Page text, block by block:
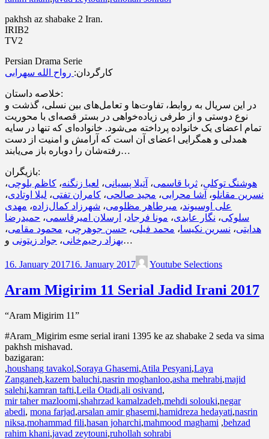
pakhsh az shabake 2 Iran.
IRIB2
TV2
Persian Drama Serie
کارگردان: رواح الله سهرابی
خلاصه داستان:
در این سریال به روابط، تفاوت‌ها و تعامل‌های بین نسلی، گذشت و
نوع دوستی و از طرفی زیاده‌خواهی در بستر قصه‌ای با محوریت
تمام اعضای یک خانواده پرداخته می‌شود. خانواده‌ای که تنها در سایه
همدلی و همگرایی اعضای آن است که آرامش و امنیت از دست
رفته‌شان را دوباره باز می‌یابند…
بازیگران:
هوشنگ توکلی، ثریا قاسمی، آتیلا پسیانی، لعیا زنگنه، کاظم بلوچی،
نسرین مقانلو، آشا محرابی، مجید صالحی، کامران تفتی، لیلا اوتادی،
علی اوسیوند، میرطاهر مظلومی، شهرزاد کمال‌زاده، مهدی
سلوکی، نگار عابدی، مونا فرجاد، ارسلان امیرقاسمی، حمیدرضا
هدایتی، نسرین نکیسا، محمد فیلی، حسن جوهرچی، محمود مقامی،
بهزاد رحیم‌خانی، جواد زیتونی و…
16. January 201716. January 2017 Youtube Selections
Aram Migirim 11 Serial Jadid Irani 2017
“Aram Migirim 11”
#Aram_Migirim esme serial irani 1395 ke az shabake 2 seda va sima
pakhsh mishavad.
bazigaran:
,houshang tavakol,Soraya Ghasemi,Atila Pesyani,Laya
Zanganeh,kazem baluchi,nasrin moghanloo,asha mehrabi,majid
salehi,kamran tafti,Leila Otadi,ali osivand,
mir taher mazloomi,shahrzad kamalzadeh,mehdi solouki,negar
abedi, mona farjad,arsalan amir ghasemi,hamidreza hedayati,nasrin
niksa,mohammad fili,hasan joharchi,mahmood maghami ,behzad
rahim khani,javad zeytouni,ruhollah sohrabi